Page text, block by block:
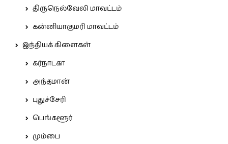
திருநெல்வேலி மாவட்டம்
கன்னியாகுமரி மாவட்டம்
இந்தியக் கிளைகள்
கர்நாடகா
அந்தமான்
புதுச்சேரி
பெங்களூர்
மும்பை